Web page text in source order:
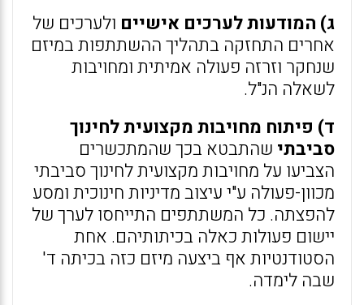
ג) המודעות לערכים אישיים ולערכים של
אחרים התחזקה בתהליך ההשתתפות במיזם
שנחקר וזרזה פעולה אמיתית ומחויבות
לשאלה הנ"ל.
ד) פיתוח מחויבות מקצועית לחינוך
סביבתי שהתבטא בכך שהמתכשרים
הצביעו על מחויבות מקצועית לחינוך סביבתי
מכוון-פעולה ע"י עיצוב מדיניות חינוכית ומסע
להפצתה. כל המשתתפים התייחסו לערך של
יישום פעולות כאלה בכיתותיהם. אחת
הסטודנטיות אף ביצעה מיזם כזה בכיתה ד'
שבה לימדה.